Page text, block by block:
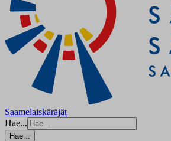
Saamelaiskäräjät
Hae...
Hae...